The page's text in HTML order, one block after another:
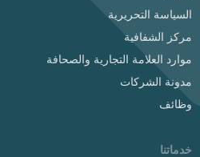
السياسة التحريرية
مركز الشفافية
موارد العلامة التجارية والصحافة
مدونة الشركات
وظائف
خدماتنا